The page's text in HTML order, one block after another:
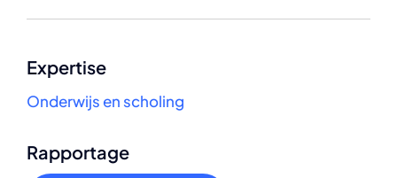
Expertise
Onderwijs en scholing
Rapportage